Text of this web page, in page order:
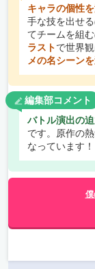
キャラの個性
手な技を出せ
てチームを組む
ラストで世界
メの名シーン
編集部コメント
バトル演出の
です。原作の
なっています！